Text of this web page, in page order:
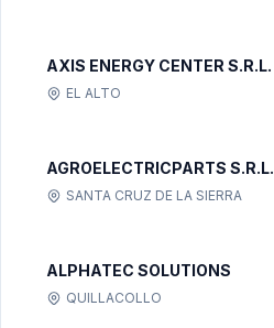
AXIS ENERGY CENTER S.R.L.
EL ALTO
AGROELECTRICPARTS S.R.L.
SANTA CRUZ DE LA SIERRA
ALPHATEC SOLUTIONS
QUILLACOLLO